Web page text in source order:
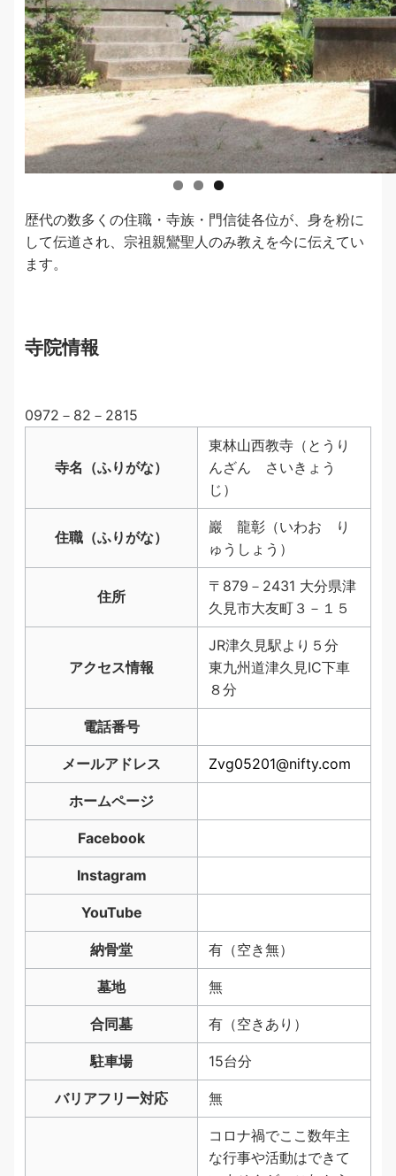
歴代の数多くの住職・寺族・門信徒各位が、身を粉に
して伝道され、宗祖親鸞聖人のみ教えを今に伝えてい
ます。
寺院情報
0972－82－2815
寺名（ふりがな）
東林山西教寺（とうり
んざん さいきょう
じ）
住職（ふりがな）
巖 龍彰（いわお り
ゅうしょう）
住所
〒879－2431 大分県津
久見市大友町３－１５
アクセス情報
JR津久見駅より５分
東九州道津久見IC下車
８分
電話番号
メールアドレス Zvg05201@nifty.com
ホームページ
Facebook
Instagram
YouTube
納骨堂 有（空き無）
墓地 無
合同墓 有（空きあり）
駐車場 15台分
バリアフリー対応 無
コロナ禍でここ数年主
な行事や活動はできて